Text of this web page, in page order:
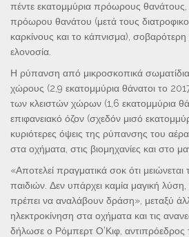
πέντε εκατομμύρια πρόωρους θανάτους,
πρόωρου θανάτου (μετά τους
καρκίνους και το κάπνισμα),
ελονοσία.
Η ρύπανση από μικροσκοπικά
χώρους (2,9 εκατομμύρια θάνατοι το
των κλειστών χώρων (1,6 εκατομμύρια
επιφανειακό όζον (σχεδόν μισό
κυριότερες όψεις της ρύπανσης του
στα οχήματα, στις βιομηχανίες και στο
«Αποτελεί πραγματικά σοκ ότι
παιδιών. Δεν υπάρχει καμία μαγική λύση,
πρέπει να αναλάβουν δράση», μεταξύ
ηλεκτροκίνηση στα οχήματα και τις
δήλωσε ο Ρόμπερτ Ο’Κιφ, αντιπρόεδρος